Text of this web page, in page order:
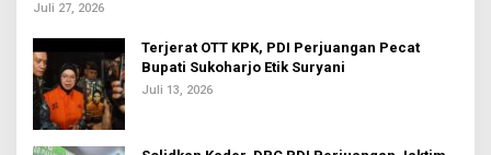
Intelektual
Juli 27, 2026
Terjerat OTT KPK, PDI Perjuangan Pecat
Bupati Sukoharjo Etik Suryani
Juli 13, 2026